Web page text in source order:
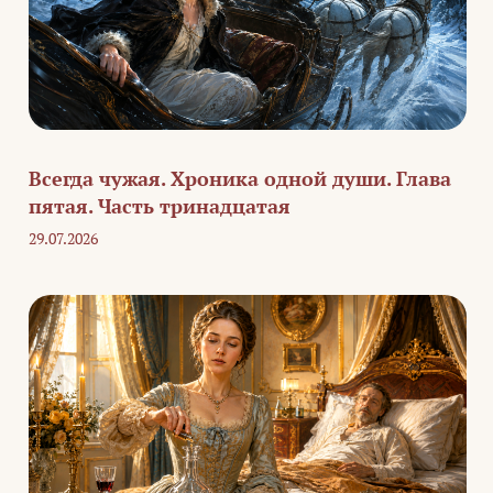
Всегда чужая. Хроника одной души. Глава
пятая. Часть тринадцатая
29.07.2026